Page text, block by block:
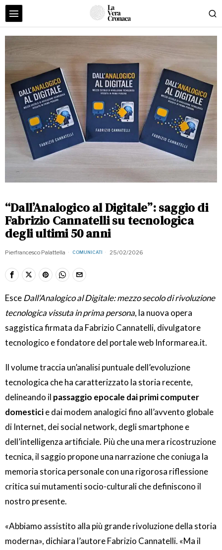
“Dall’Analogico al Digitale”: saggio di
Fabrizio Cannatelli su tecnologica
degli ultimi 50 anni
Pierfrancesco Palattella COMUNICATI 25/02/2026
EsceDall’Analogico al Digitale: mezzo secolo di rivoluzione
tecnologica vissuta in prima persona, la nuova opera
saggistica firmata da Fabrizio Cannatelli, divulgatore
tecnologico e fondatore del portale web Informarea.it.
Il volume traccia un’analisi puntuale dell’evoluzione
tecnologica che ha caratterizzato la storia recente,
delineando il passaggio epocale dai primi computer
domesticie dai modem analogici fino all’avvento globale
di Internet, dei social network, degli smartphone e
dell’intelligenza artificiale. Più che una mera ricostruzione
tecnica, il saggio propone una narrazione che coniuga la
memoria storica personale con una rigorosa riflessione
critica sui mutamenti socio-culturali che definiscono il
nostro presente.
«Abbiamo assistito alla più grande rivoluzione della storia
moderna», dichiara l’autore Fabrizio Cannatelli. «Ma il